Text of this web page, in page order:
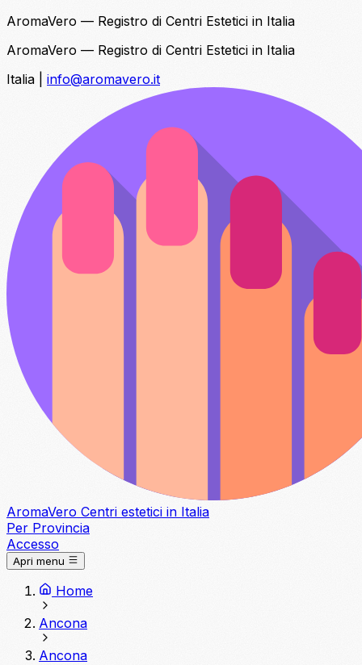
AromaVero — Registro di Centri Estetici in Italia
AromaVero — Registro di Centri Estetici in Italia
Italia
info@aromavero.it
AromaVero Centri estetici in Italia
Per Provincia
Accesso
Apri menu
Home
Ancona
Ancona